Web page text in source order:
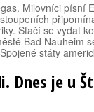
Milovníci písní
Stačí se vydat
Bad Nauheim
státy
Dnes je u